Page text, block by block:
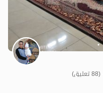
(88 تعليق)